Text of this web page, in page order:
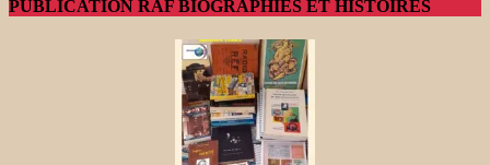
PUBLICATION RAF BIOGRAPHIES ET HISTOIRES